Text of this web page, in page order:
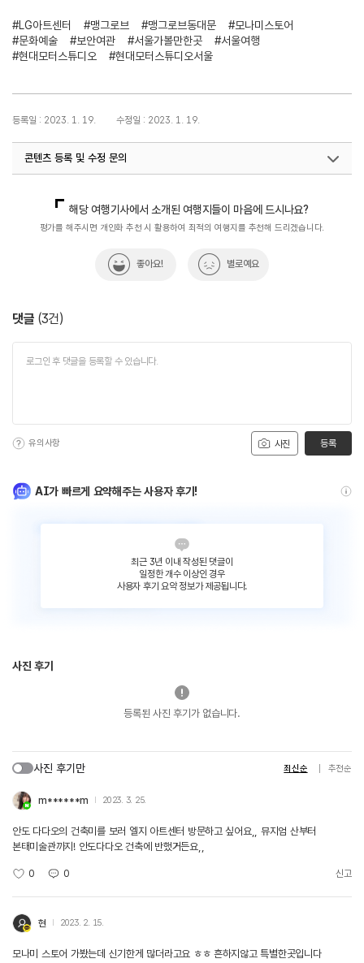
#LG아트센터 #맹그로브 #맹그로브동대문
#모나미스토어
#문화예술
#보안여관 #서울가볼만한곳
#서울여행
#현대모터스튜디오
#현대모터스튜디오서울
등록일 : 2023. 1. 19. 수정일 : 2023. 1. 19.
콘텐츠 등록 및 수정 문의
해당 여행기사에서 소개된 여행지들이 마음에 드시나요?
평가를 해주시면 개인화 추천 시 활용하여 최적의 여행지를 추천해 드리겠습니다.
좋아요! 별로예요
댓글 (3건)
사진
유의사항 등록
AI가 빠르게 요약해주는 사용자 후기!
최근 3년 이내 작성된 댓글이
일정한 개수 이상인 경우
사용자 후기 요약 정보가 제공됩니다.
사진 후기
등록된 사진 후기가 없습니다.
사진 후기만 최신순 추천순
m******m 2023. 3. 25.
안도 다다오의 건축미를 보러 엘지 아트센터 방문하고 싶어요,, 뮤지엄 산부터
본태미술관까지! 안도다다오 건축에 반했거든요,,
0 0 신고
현 2023. 2. 15.
모나미 스토어 가봤는데 신기한게 많더라고요 ㅎㅎ 흔하지않고 특별한곳입니다